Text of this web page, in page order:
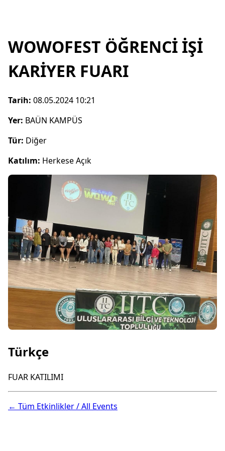
WOWOFEST ÖĞRENCİ İŞİ
KARİYER FUARI
Tarih: 08.05.2024 10:21
Yer: BAÜN KAMPÜS
Tür: Diğer
Katılım: Herkese Açık
Türkçe
FUAR KATILIMI
← Tüm Etkinlikler / All Events